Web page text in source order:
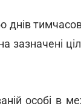
днів
особі в